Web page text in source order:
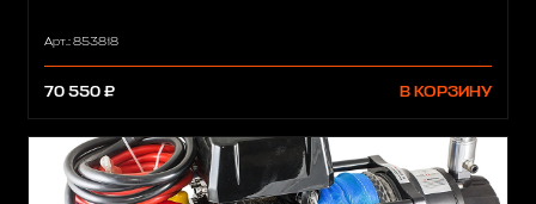
Арт.: 853818
70 550 ₽ В КОРЗИНУ